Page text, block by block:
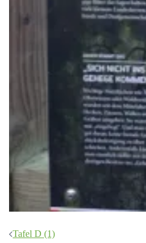
Beitragsnavigation
Tafel D (1)